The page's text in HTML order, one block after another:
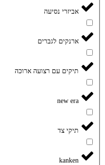
אביזרי נסיעה
ארנקים לגברים
תיקים עם רצועה ארוכה
new era
תיקי צד
kanken